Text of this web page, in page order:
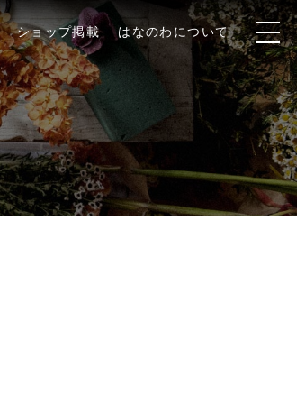
ショップ掲載 はなのわについて